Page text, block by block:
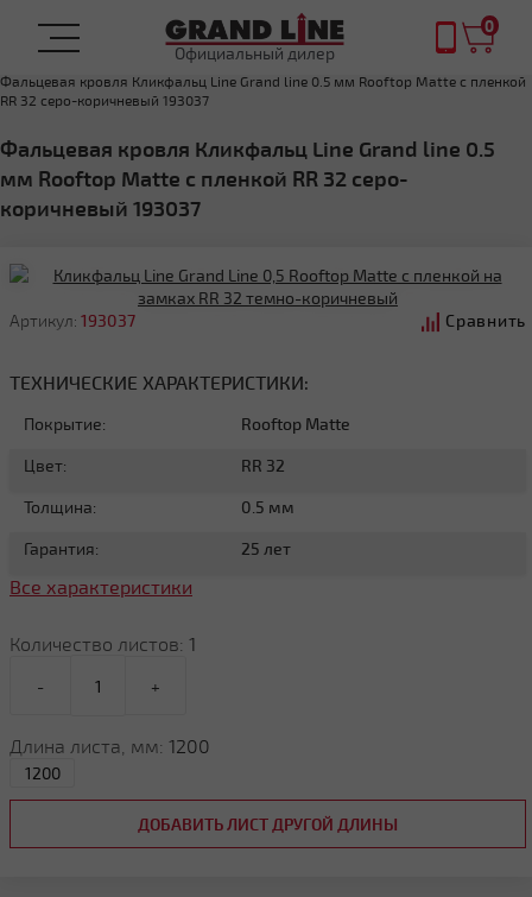
Официальный дилер
0
ФАЛЬЦЕВАЯ КРОВЛЯ
Фальцевая кровля Кликфальц Line Grand line 0.5 мм Rooftop Matte с пленкой
RR 32 серо-коричневый 193037
Фальцевая кровля Кликфальц Line Grand line 0.5
мм Rooftop Matte с пленкой RR 32 серо-
коричневый 193037
Артикул: 193037 Сравнить
ТЕХНИЧЕСКИЕ ХАРАКТЕРИСТИКИ:
Покрытие: Rooftop Matte
Цвет: RR 32
Толщина: 0.5 мм
Гарантия: 25 лет
Все характеристики
Количество листов: 1
- +
Длина листа, мм: 1200
ДОБАВИТЬ ЛИСТ ДРУГОЙ ДЛИНЫ